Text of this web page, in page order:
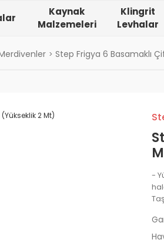
Kaynak
Malzemeleri
Klingrit
Levhalar
Step Frigya 6 Basamaklı
-